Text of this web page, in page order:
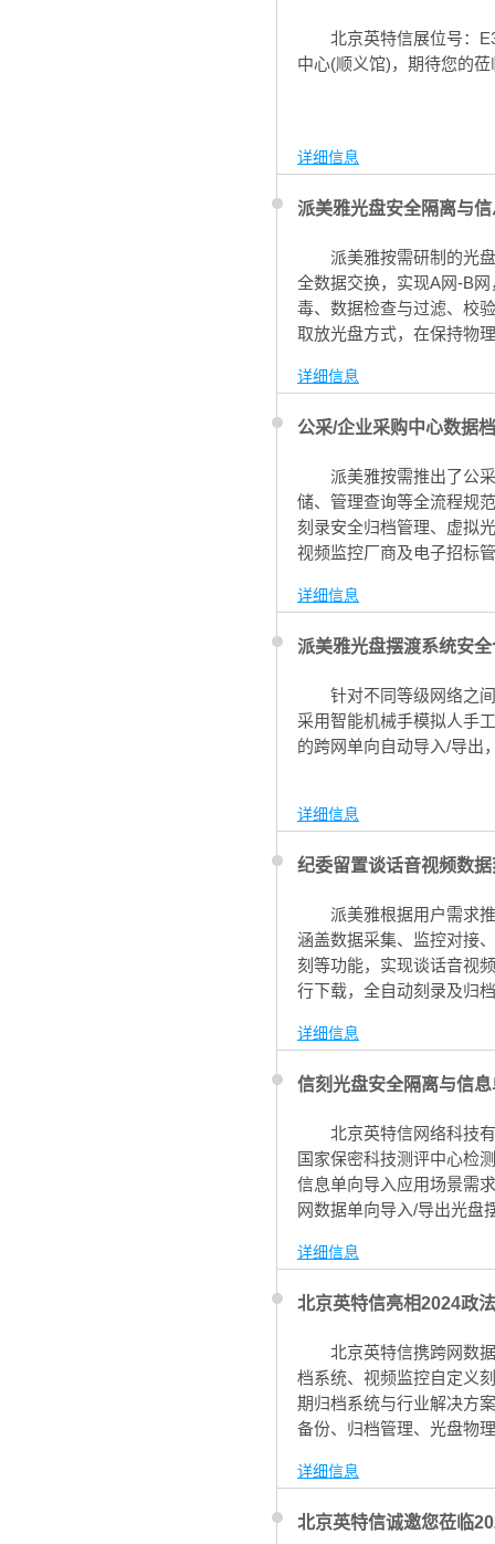
北京英特信展位号：
中心(顺义馆)，期待您的莅
详细信息
派美雅光盘安全隔离与
派美雅按需研制的光
全数据交换，实现A网-B
毒、数据检查与过滤、校
取放光盘方式，在保持物
详细信息
公采/企业采购中心数据
派美雅按需推出了公
储、管理查询等全流程规
刻录安全归档管理、虚拟
视频监控厂商及电子招标
详细信息
派美雅光盘摆渡系统安
针对不同等级网络之
采用智能机械手模拟人手
的跨网单向自动导入/导出
详细信息
纪委留置谈话音视频数
派美雅根据用户需求
涵盖数据采集、监控对接
刻等功能，实现谈话音视
行下载，全自动刻录及归
详细信息
信刻光盘安全隔离与信
北京英特信网络科技
国家保密科技测评中心检
信息单向导入应用场景需
网数据单向导入/导出光盘
详细信息
北京英特信亮相2024政
北京英特信携跨网数
档系统、视频监控自定义
期归档系统与行业解决方
备份、归档管理、光盘物
详细信息
北京英特信诚邀您莅临